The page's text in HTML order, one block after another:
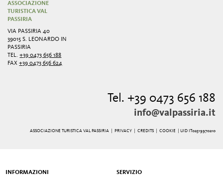
ASSOCIAZIONE
TURISTICA VAL
PASSIRIA
VIA PASSIRIA 40
39015 S. LEONARDO IN
PASSIRIA
TEL.+39 0473 656 188
FAX+39 0473 656 624
Tel. +39 0473 656 188
info@valpassiria.it
ASSOCIAZIONE TURISTICA VAL PASSIRIA | PRIVACY| CREDITS| COOKIE | UID IT02519970210
INFORMAZIONI
SERVIZIO